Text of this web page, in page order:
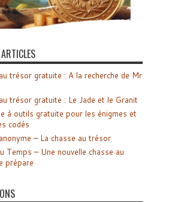
trésor gratuite : A la recherche de Mr
trésor gratuite : Le Jade et le Granit
à outils gratuite pour les énigmes et
codés
– La chasse au trésor
Temps – Une nouvelle chasse au
prépare